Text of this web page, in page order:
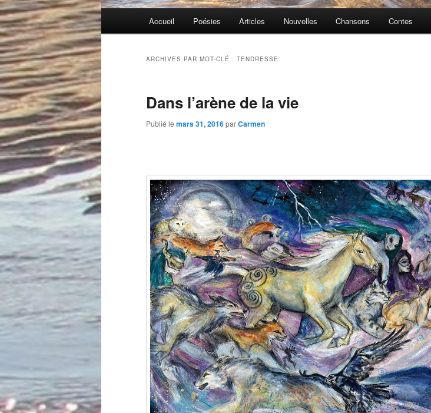
Accueil Poésies Articles Nouvelles Chansons Contes
ARCHIVES PAR MOT-CLÉ : TENDRESSE
Dans l’arène de la vie
Publié le mars 31, 2016parCarmen